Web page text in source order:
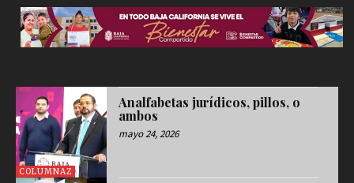
COLUMNAZ
Analfabetas jurídicos, pillos, o
ambos
mayo 24, 2026